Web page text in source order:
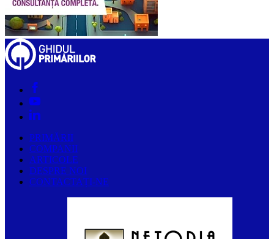
PRIMĂRII
COMPANII
ARTICOLE
DESPRE NOI
CONTACTAȚI-NE